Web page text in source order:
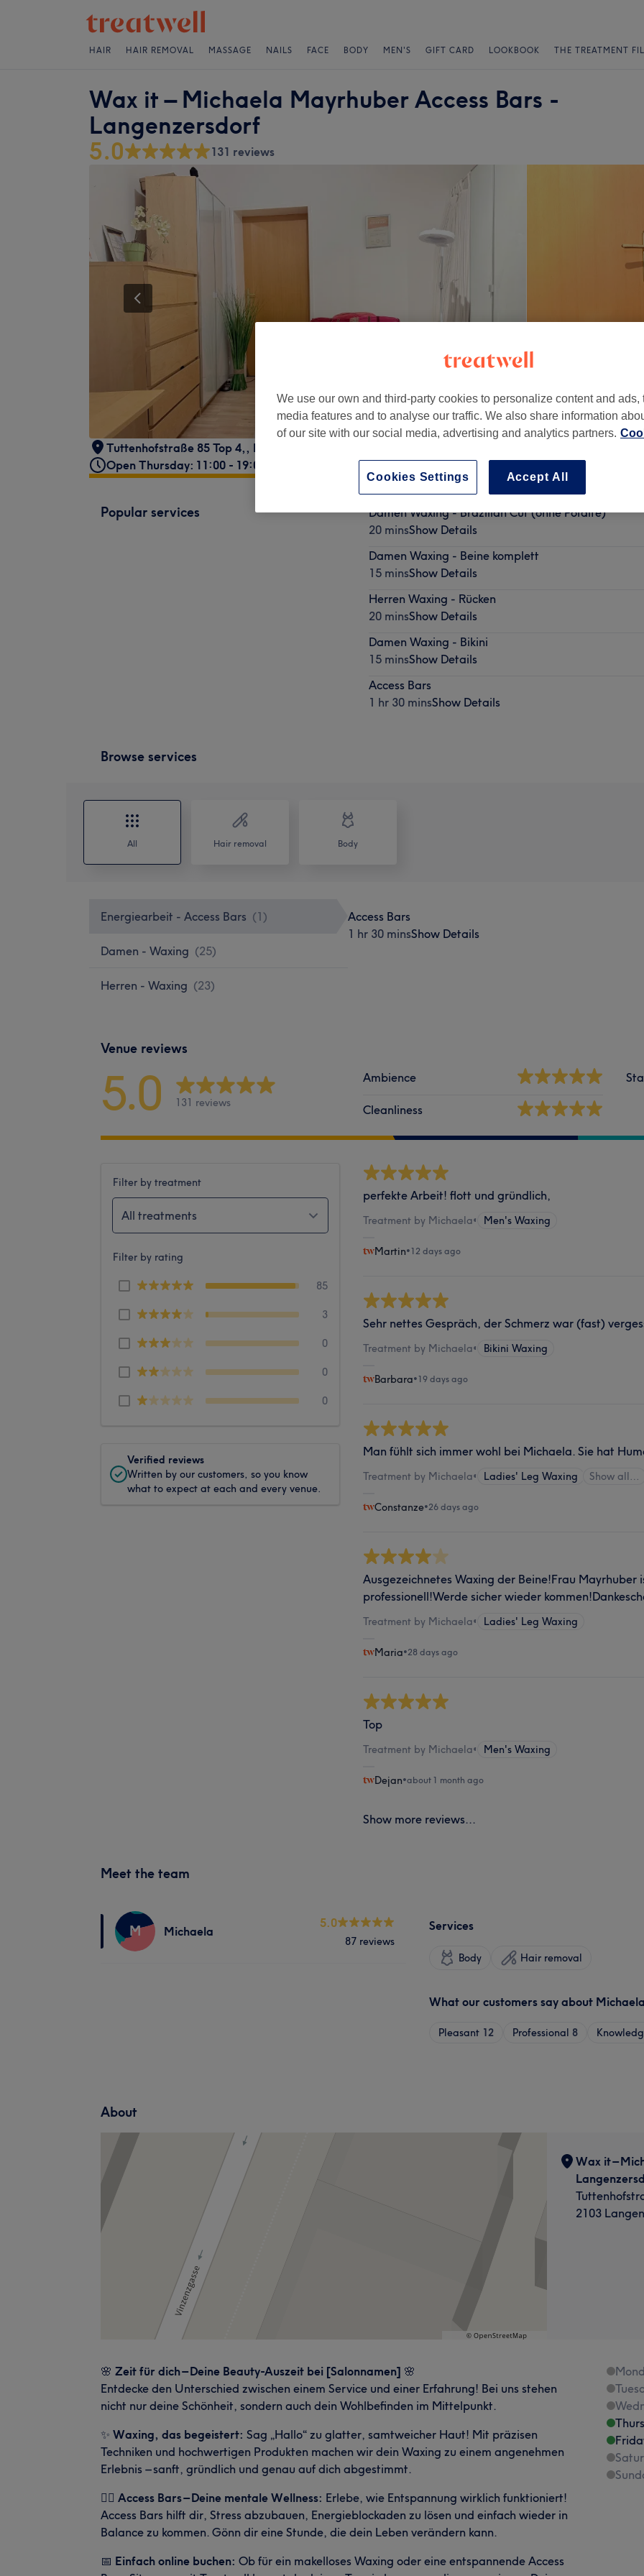
HAIR HAIR REMOVAL MASSAGE NAILS FACE BODY MEN'S GIFT CARD LOOKBOOK THE TREATMENT
Wax it – Michaela Mayrhuber Access Bars -
Langenzersdorf
5.0 131 reviews
Tuttenhofstraße 85 Top 4, , Langenzersdorf
Open Thursday: 11:00 - 19:00
Popular services
Damen Waxing - Brazilian Cut (ohne Pofalte)
20 minsShow Details
Damen Waxing - Beine komplett
15 minsShow Details
Herren Waxing - Rücken
20 minsShow Details
Damen Waxing - Bikini
15 minsShow Details
Access Bars
1 hr 30 minsShow Details
Browse services
All Hair removal Body
Energiearbeit - Access Bars (1 )
Damen - Waxing (25)
Herren - Waxing (23)
Access Bars
1 hr 30 minsShow Details
Venue reviews
5.0 131 reviews
Ambience
Cleanliness
Filter by treatment
All treatments
Filter by rating
85
3
0
0
0
Verified reviews
Written by our customers, so you know
what to expect at each and every venue.
perfekte Arbeit! flott und gründlich,
Treatment by Michaela• Men's Waxing
Martin•12 days ago
Sehr nettes Gespräch, der Schmerz war (fast)
Treatment by Michaela• Bikini Waxing
Barbara•19 days ago
Man fühlt sich immer wohl bei Michaela. Sie hat
Treatment by Michaela• Ladies' Leg Waxing Show all…
Constanze•26 days ago
Ausgezeichnetes Waxing der Beine!Frau Mayrhuber
professionell!Werde sicher wieder
Treatment by Michaela• Ladies' Leg Waxing
Maria•28 days ago
Top
Treatment by Michaela• Men's Waxing
Dejan•about 1 month ago
Show more reviews...
Meet the team
M Michaela
5.0
87 reviews
Services
Body Hair removal
What our customers say about Michaela
Pleasant 12 Professional 8
About
Wax it –
2103
🌸 Zeit für dich – Deine Beauty-Auszeit bei [Salonnamen] 🌸
Entdecke den Unterschied zwischen einem Service und einer Erfahrung! Bei uns stehen
nicht nur deine Schönheit, sondern auch dein Wohlbefinden im Mittelpunkt.
✨ Waxing, das begeistert: Sag „Hallo“ zu glatter, samtweicher Haut! Mit präzisen
Techniken und hochwertigen Produkten machen wir dein Waxing zu einem angenehmen
Erlebnis – sanft, gründlich und genau auf dich abgestimmt.
🧘‍♀️ Access Bars – Deine mentale Wellness: Erlebe, wie Entspannung wirklich funktioniert!
Access Bars hilft dir, Stress abzubauen, Energieblockaden zu lösen und einfach wieder in
Balance zu kommen. Gönn dir eine Stunde, die dein Leben verändern kann.
📅 Einfach online buchen: Ob für ein makelloses Waxing oder eine entspannende Access
We use our own and third-party cookies to personalize content and ads,
media features and to analyse our traffic. We also share information
of our site with our social media, advertising and analytics partners.
Accept All
Cookies Settings